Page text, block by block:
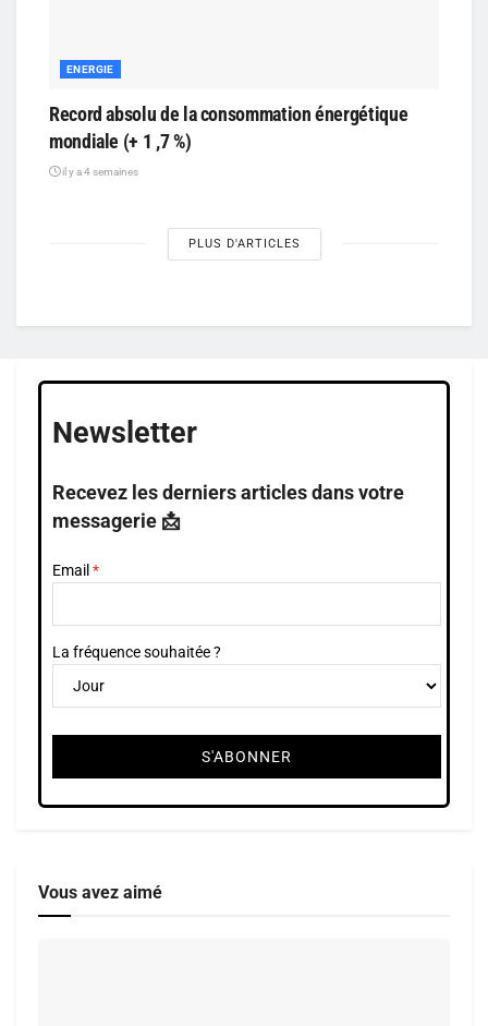
ENERGIE
Record absolu de la consommation énergétique
mondiale (+ 1 ,7 %)
il y a 4 semaines
PLUS D'ARTICLES
Newsletter
Recevez les derniers articles dans votre
messagerie 📩
Email
La fréquence souhaitée ?
Vous avez aimé